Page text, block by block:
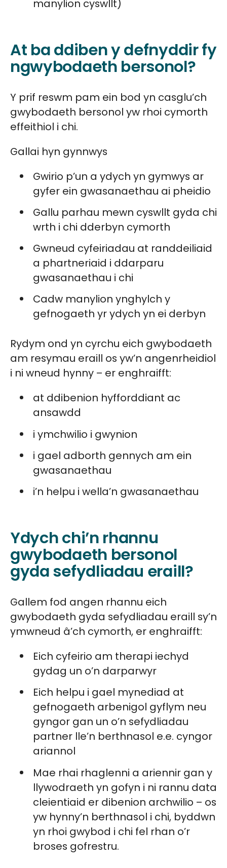
manylion cyswllt)
At ba ddiben y defnyddir fy
ngwybodaeth bersonol?
Y prif reswm pam ein bod yn casglu’ch
gwybodaeth bersonol yw rhoi cymorth
effeithiol i chi.
Gallai hyn gynnwys
Gwirio p’un a ydych yn gymwys ar
gyfer ein gwasanaethau ai pheidio
Gallu parhau mewn cyswllt gyda chi
wrth i chi dderbyn cymorth
Gwneud cyfeiriadau at randdeiliaid
a phartneriaid i ddarparu
gwasanaethau i chi
Cadw manylion ynghylch y
gefnogaeth yr ydych yn ei derbyn
Rydym ond yn cyrchu eich gwybodaeth
am resymau eraill os yw’n angenrheidiol
i ni wneud hynny – er enghraifft:
at ddibenion hyfforddiant ac
ansawdd
i ymchwilio i gwynion
i gael adborth gennych am ein
gwasanaethau
i’n helpu i wella’n gwasanaethau
Ydych chi’n rhannu
gwybodaeth bersonol
gyda sefydliadau eraill?
Gallem fod angen rhannu eich
gwybodaeth gyda sefydliadau eraill sy’n
ymwneud â’ch cymorth, er enghraifft:
Eich cyfeirio am therapi iechyd
gydag un o’n darparwyr
Eich helpu i gael mynediad at
gefnogaeth arbenigol gyflym neu
gyngor gan un o’n sefydliadau
partner lle’n berthnasol e.e. cyngor
ariannol
Mae rhai rhaglenni a ariennir gan y
llywodraeth yn gofyn i ni rannu data
cleientiaid er dibenion archwilio – os
yw hynny’n berthnasol i chi, byddwn
yn rhoi gwybod i chi fel rhan o’r
broses gofrestru.